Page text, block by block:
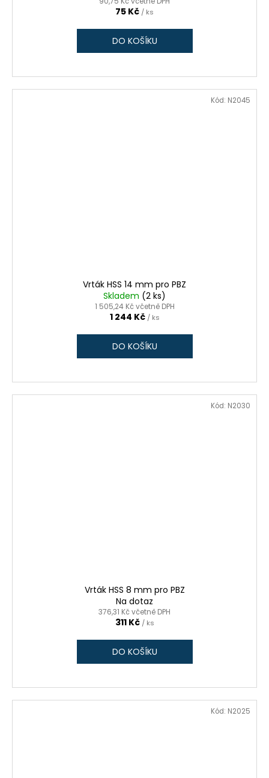
75 Kč / ks
DO KOŠÍKU
Vrták HSS 14 mm pro PBZ
Skladem (2 ks)
1 505,24 Kč včetně DPH
1 244 Kč / ks
DO KOŠÍKU
Kód: N2045
Vrták HSS 8 mm pro PBZ
Na dotaz
376,31 Kč včetně DPH
311 Kč / ks
DO KOŠÍKU
Kód: N2030
Kód: N2025